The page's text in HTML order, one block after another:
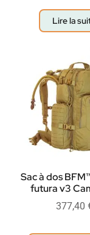
Lire la
Sac à dos
futura v3
377,40